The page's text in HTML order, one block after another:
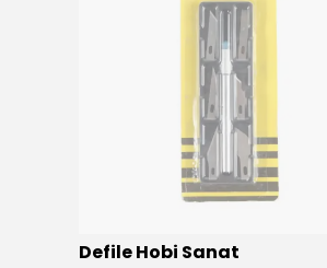
Defile Hobi Sanat